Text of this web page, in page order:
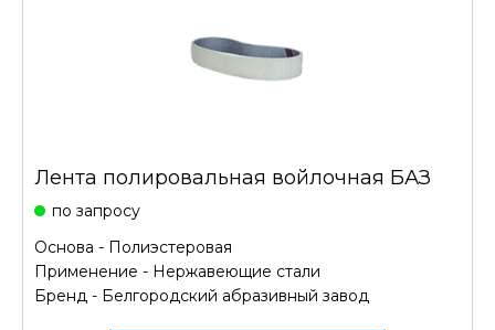
Лента полировальная войлочная БАЗ
по запросу
Основа - Полиэстеровая
Применение - Нержавеющие стали
Бренд - Белгородский абразивный завод